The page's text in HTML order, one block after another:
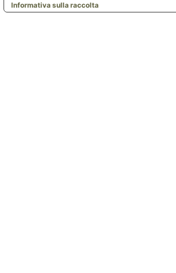
Informativa sulla raccolta